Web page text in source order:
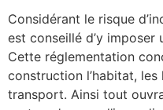
Considérant le risque
est conseillé d’y
Cette réglementation
construction l’habitat,
transport. Ainsi tout